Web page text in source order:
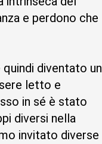
e perdono che
diventato un
letto e
in sé è stato
diversi nella
invitato diverse